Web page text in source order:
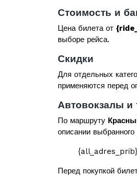
Стоимость и
Цена билета от
выборе рейса.
Скидки
Для отдельных
применяются перед
Автовокзалы и
По маршруту
описании выбранного
{all_adres_prib}
Перед покупкой